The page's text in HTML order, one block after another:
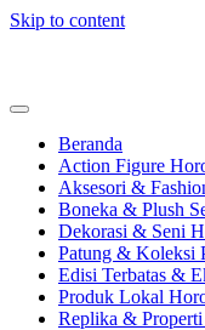
Skip to content
Beranda
Action Figure
Aksesori &
Boneka & Plush
Dekorasi & Seni
Patung & Koleksi
Edisi Terbatas &
Produk Lokal
Replika &